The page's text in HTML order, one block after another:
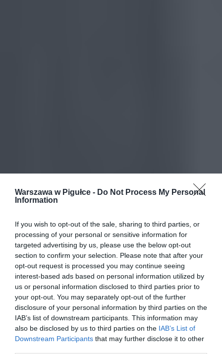
Warszawa w Pigułce - Do Not Process My Personal
Information
If you wish to opt-out of the sale, sharing to third parties, or
processing of your personal or sensitive information for
targeted advertising by us, please use the below opt-out
section to confirm your selection. Please note that after your
opt-out request is processed you may continue seeing
interest-based ads based on personal information utilized by
us or personal information disclosed to third parties prior to
your opt-out. You may separately opt-out of the further
disclosure of your personal information by third parties on the
IAB’s list of downstream participants. This information may
also be disclosed by us to third parties on the IAB’s List of
Downstream Participants that may further disclose it to other